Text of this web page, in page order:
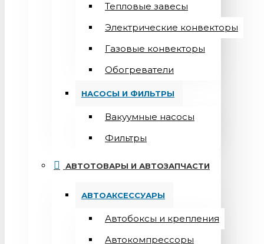
Тепловые завесы
Электрические конвекторы
Газовые конвекторы
Обогреватели
НАСОСЫ И ФИЛЬТРЫ
Вакуумные насосы
Фильтры
АВТОТОВАРЫ И АВТОЗАПЧАСТИ
АВТОАКСЕССУАРЫ
Автобоксы и крепления
Автокомпрессоры